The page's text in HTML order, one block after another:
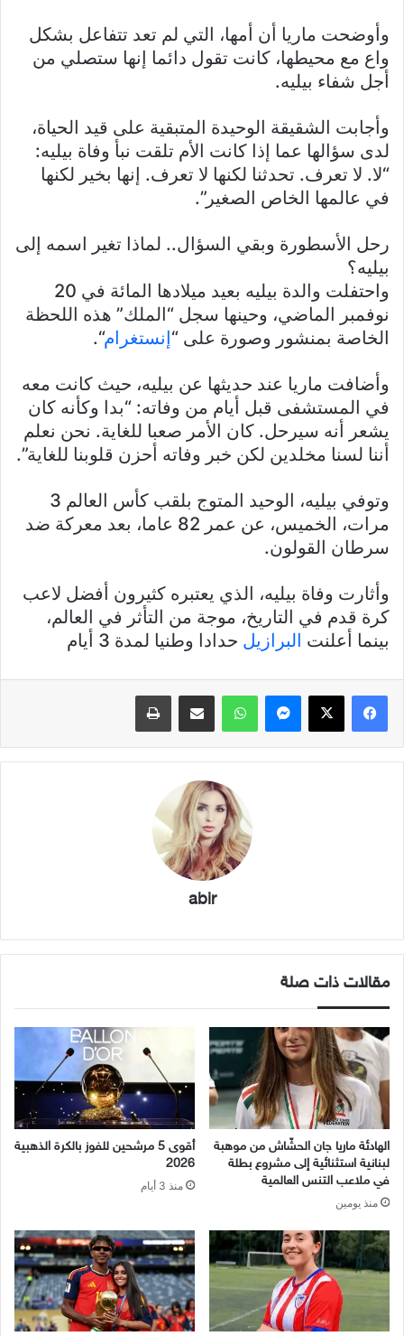
وأوضحت ماريا أن أمها، التي لم تعد تتفاعل بشكل
واع مع محيطها، كانت تقول دائما إنها ستصلي من
أجل شفاء بيليه.
وأجابت الشقيقة الوحيدة المتبقية على قيد الحياة،
لدى سؤالها عما إذا كانت الأم تلقت نبأ وفاة بيليه:
“لا. لا تعرف. تحدثنا لكنها لا تعرف. إنها بخير لكنها
في عالمها الخاص الصغير”.
رحل الأسطورة وبقي السؤال.. لماذا تغير اسمه إلى
بيليه؟
واحتفلت والدة بيليه بعيد ميلادها المائة في 20
نوفمبر الماضي، وحينها سجل “الملك” هذه اللحظة
الخاصة بمنشور وصورة على “إنستغرام“.
وأضافت ماريا عند حديثها عن بيليه، حيث كانت معه
في المستشفى قبل أيام من وفاته: “بدا وكأنه كان
يشعر أنه سيرحل. كان الأمر صعبا للغاية. نحن نعلم
أننا لسنا مخلدين لكن خبر وفاته أحزن قلوبنا للغاية”.
وتوفي بيليه، الوحيد المتوج بلقب كأس العالم 3
مرات، الخميس، عن عمر 82 عاما، بعد معركة ضد
سرطان القولون.
وأثارت وفاة بيليه، الذي يعتبره كثيرون أفضل لاعب
كرة قدم في التاريخ، موجة من التأثر في العالم،
بينما أعلنت البرازيل حدادا وطنيا لمدة 3 أيام
فيسبوك X ماسنجر واتساب مشاركة عبر البريد طباعة
abir
مقالات ذات صلة
الهادئة ماريا جان الحشّاش من موهبة
لبنانية استثنائية إلى مشروع بطلة
في ملاعب التنس العالمية
منذ يومين
أقوى 5 مرشحين للفوز بالكرة الذهبية
2026
منذ 3 أيام